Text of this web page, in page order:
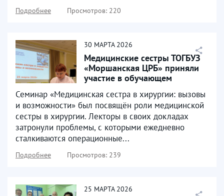
Подробнее Просмотров: 220
30 МАРТА 2026
Медицинские сестры ТОГБУЗ
«Моршанская ЦРБ» приняли
участие в обучающем
Семинар «Медицинская сестра в хирургии: вызовы
и возможности» был посвящён роли медицинской
сестры в хирургии. Лекторы в своих докладах
затронули проблемы, с которыми ежедневно
сталкиваются операционные...
Подробнее Просмотров: 239
25 МАРТА 2026